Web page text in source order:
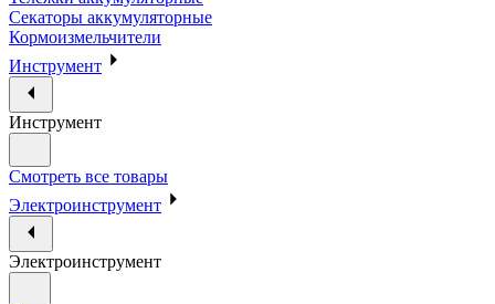
Секаторы аккумуляторные
Кормоизмельчители
Инструмент
Инструмент
Смотреть все товары
Электроинструмент
Электроинструмент